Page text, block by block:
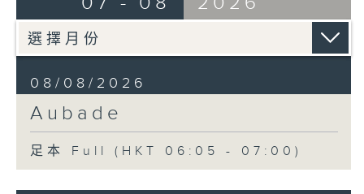
08/08/2026
Aubade
足本 Full (HKT 06:05 - 07:00)